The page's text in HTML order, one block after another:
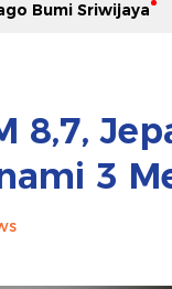
Bumi Sriwijaya
8,7,
3